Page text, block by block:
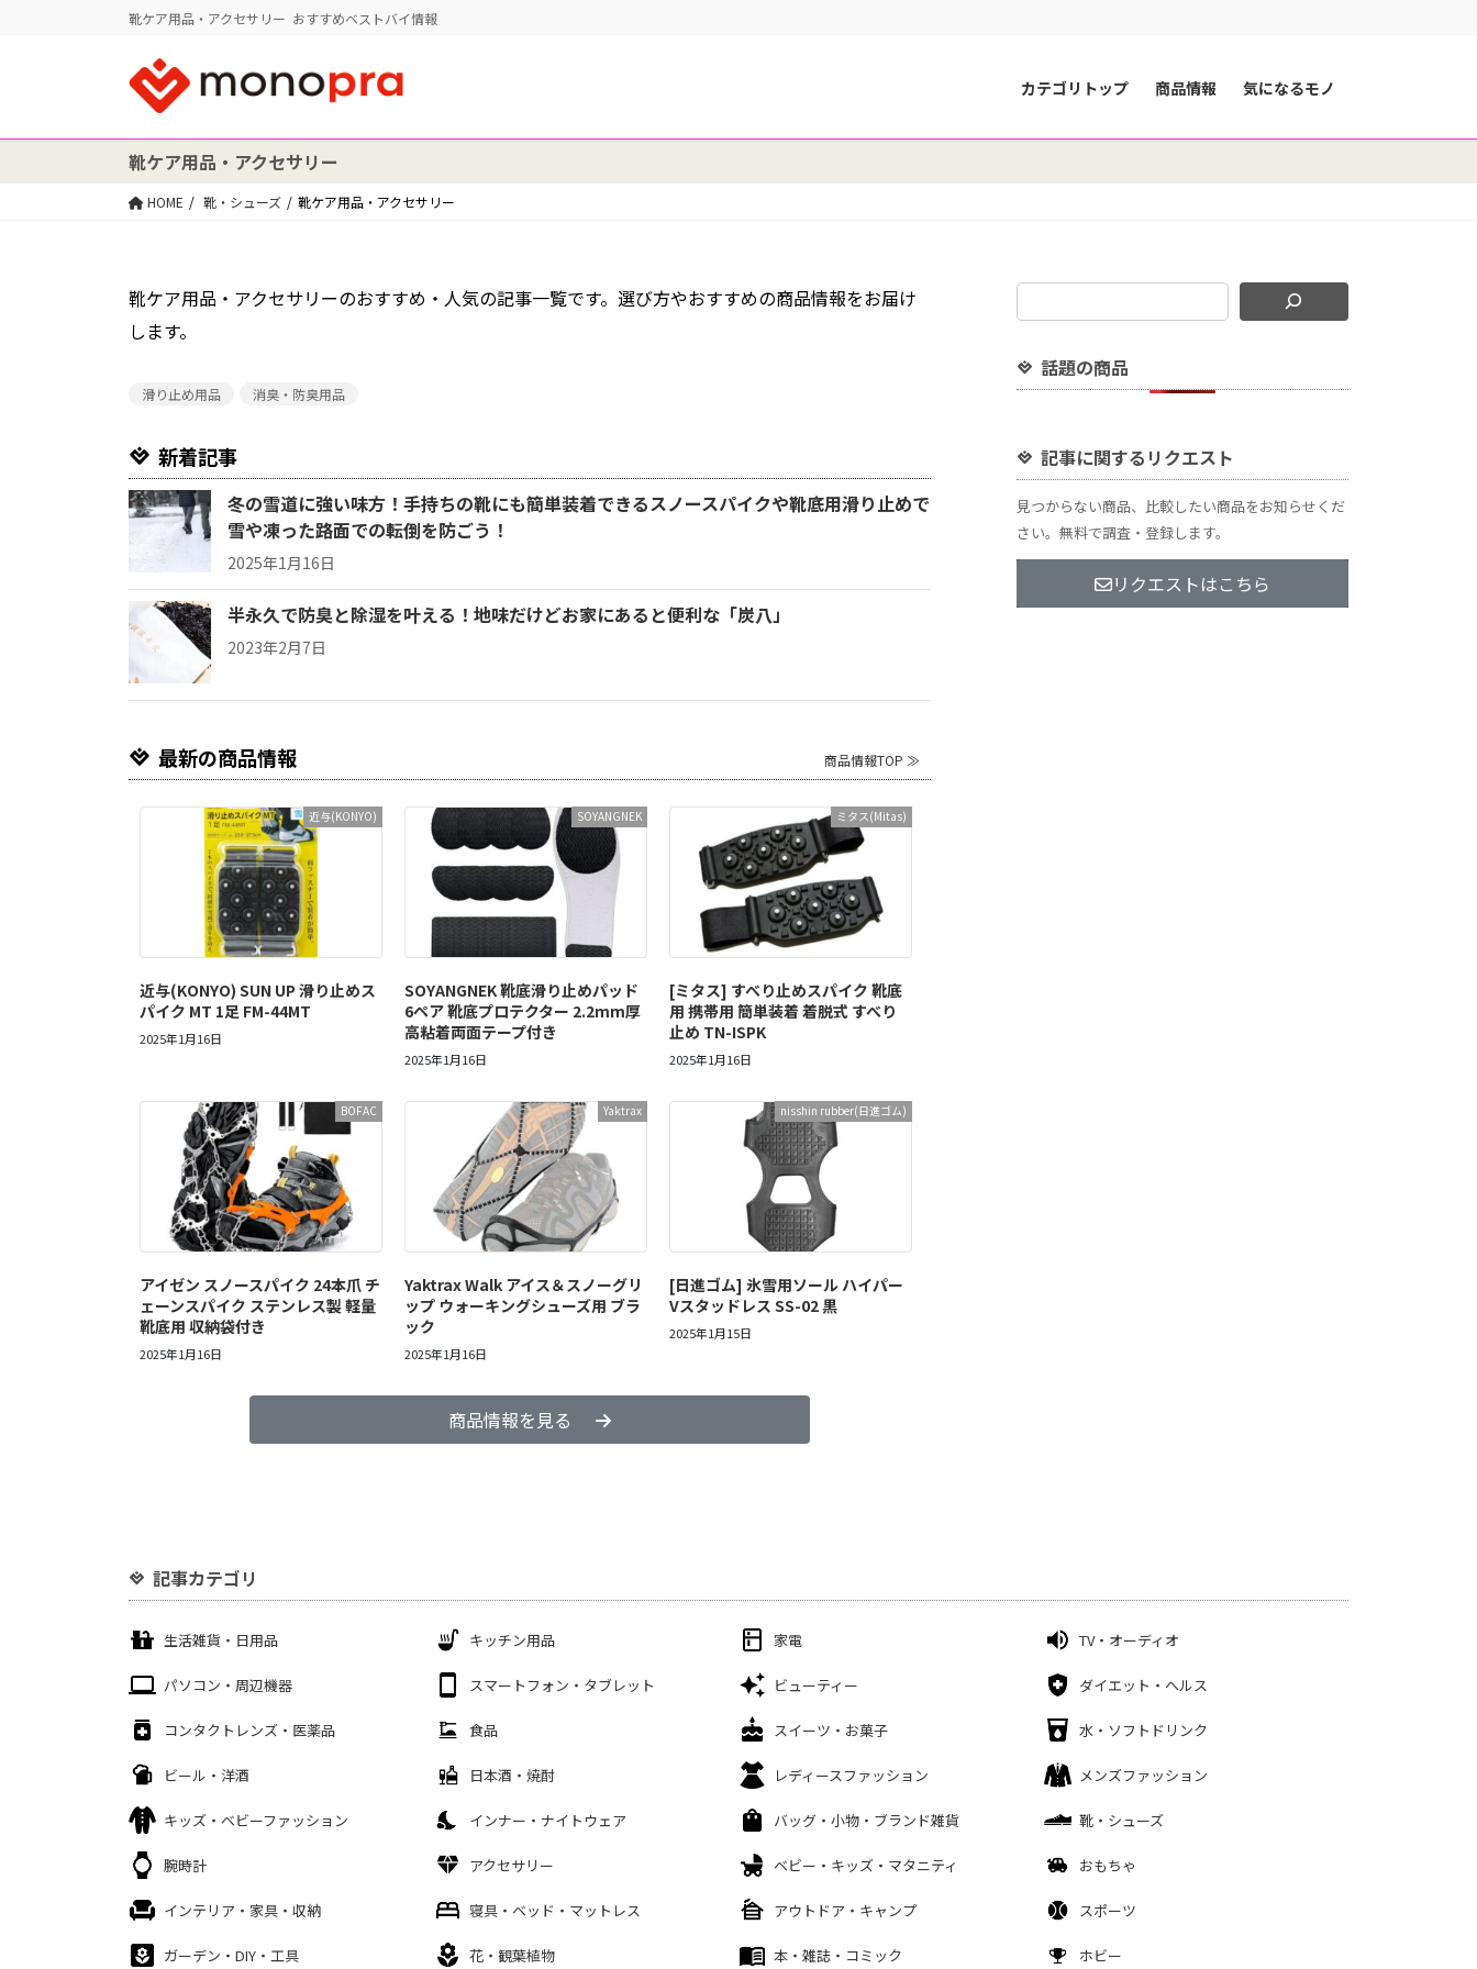
靴ケア用品・アクセサリー おすすめベストバイ情報
カテゴリトップ 商品情報 気になるモノ
靴ケア用品・アクセサリー
HOME 靴・シューズ 靴ケア用品・アクセサリー
靴ケア用品・アクセサリーのおすすめ・人気の記事一覧です。選び方やおすすめの商品情報をお届け
します。
滑り止め用品 消臭・防臭用品
新着記事
冬の雪道に強い味方！手持ちの靴にも簡単装着できるスノースパイクや靴底用滑り止めで
雪や凍った路面での転倒を防ごう！
2025年1月16日
半永久で防臭と除湿を叶える！地味だけどお家にあると便利な「炭八」
2023年2月7日
最新の商品情報 商品情報TOP ≫
近与(KONYO)
近与(KONYO) SUN UP 滑り止めス
パイク MT 1足 FM-44MT
2025年1月16日
SOYANGNEK
SOYANGNEK 靴底滑り止めパッド
6ペア 靴底プロテクター 2.2mm厚
高粘着両面テープ付き
2025年1月16日
ミタス(Mitas)
[ミタス] すべり止めスパイク 靴底
用 携帯用 簡単装着 着脱式 すべり
止め TN-ISPK
2025年1月16日
BOFAC
アイゼン スノースパイク 24本爪 チ
ェーンスパイク ステンレス製 軽量
靴底用 収納袋付き
2025年1月16日
Yaktrax
Yaktrax Walk アイス＆スノーグリ
ップ ウォーキングシューズ用 ブラ
ック
2025年1月16日
nisshin rubber(日進ゴム)
[日進ゴム] 氷雪用ソール ハイパー
Vスタッドレス SS-02 黒
2025年1月15日
商品情報を見る
話題の商品
記事に関するリクエスト
見つからない商品、比較したい商品をお知らせくだ
さい。無料で調査・登録します。
リクエストはこちら
記事カテゴリ
生活雑貨・日用品 キッチン用品 家電 TV・オーディオ
パソコン・周辺機器 スマートフォン・タブレット ビューティー ダイエット・ヘルス
コンタクトレンズ・医薬品 食品 スイーツ・お菓子 水・ソフトドリンク
ビール・洋酒 日本酒・焼酎 レディースファッション メンズファッション
キッズ・ベビーファッション インナー・ナイトウェア バッグ・小物・ブランド雑貨 靴・シューズ
腕時計 アクセサリー ベビー・キッズ・マタニティ おもちゃ
インテリア・家具・収納 寝具・ベッド・マットレス アウトドア・キャンプ スポーツ
ガーデン・DIY・工具 花・観葉植物 本・雑誌・コミック ホビー